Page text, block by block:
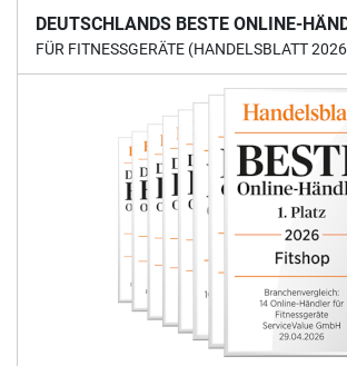
DEUTSCHLANDS BESTE ONLINE-
FÜR FITNESSGERÄTE (HANDELSBLATT